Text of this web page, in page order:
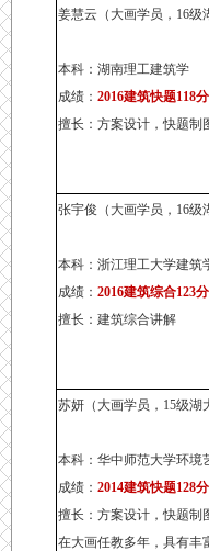
姜慧云（大画学员，16级
本科：湖南理工建筑学
成绩： 2016建筑快题118
擅长：方案设计，快题制
张宇俊（大画学员，16级
本科：浙江理工大学建筑
成绩： 2016建筑综合123
擅长：建筑综合讲解
苏妍（大画学员，15级湖
本科：华中师范大学环境
成绩： 2014建筑快题128分
擅长：方案设计，快题制
在大画任教多年，